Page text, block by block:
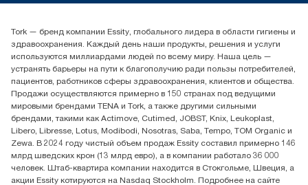
(+7) 777 779 0095
Контакты на рынках СНГ
ООО «Эссити», Представительство в Казахстане Пр.
Достык, 210, 2 блок, 3 этаж,
офис №32 050051, г.
Алматы, Казахстан
Tork — бренд компании Essity, глобального лидера в области гигиены и
здравоохранения. Каждый день наши продукты, решения и услуги
используются миллиардами людей по всему миру. Наша цель —
устранять барьеры на пути к благополучию ради пользы потребителей,
пациентов, работников сферы здравоохранения, клиентов и общества.
Продажи осуществляются примерно в 150 странах под ведущими
мировыми брендами TENA и Tork, а также другими сильными
брендами, такими как Actimove, Cutimed, JOBST, Knix, Leukoplast,
Libero, Libresse, Lotus, Modibodi, Nosotras, Saba, Tempo, TOM Organic и
Zewa. В 2024 году чистый объем продаж Essity составил примерно 146
млрд шведских крон (13 млрд евро), а в компании работало 36 000
человек. Штаб-квартира компании находится в Стокгольме, Швеция, а
акции Essity котируются на Nasdaq Stockholm. Подробнее на сайте